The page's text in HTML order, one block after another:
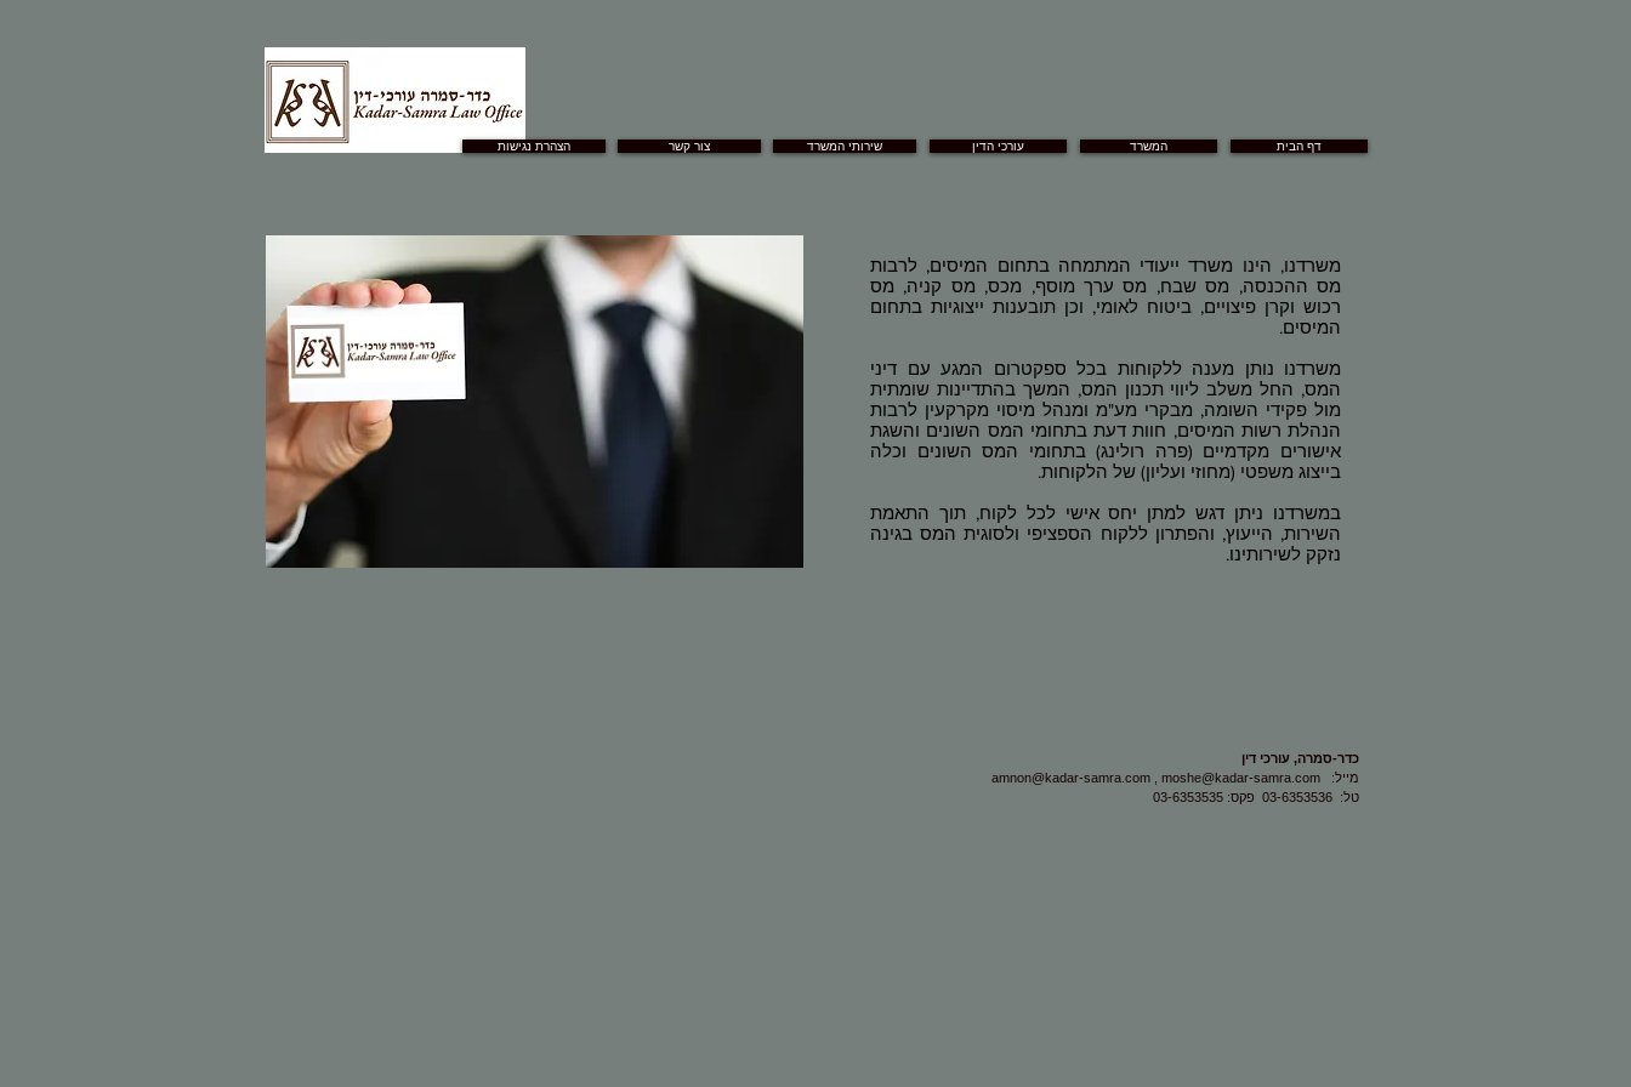
הצהרת נגישות צור קשר שירותי המשרד עורכי הדין המשרד דף הבית
משרדנו, הינו משרד ייעודי המתמחה בתחום המיסים, לרבות
מס ההכנסה, מס שבח, מס ערך מוסף, מכס, מס קניה, מס
רכוש וקרן פיצויים, ביטוח לאומי, וכן תובענות ייצוגיות בתחום
המיסים.
משרדנו נותן מענה ללקוחות בכל ספקטרום המגע עם דיני
המס, החל משלב ליווי תכנון המס, המשך בהתדיינות שומתית
מול פקידי השומה, מבקרי מע"מ ומנהל מיסוי מקרקעין לרבות
הנהלת רשות המיסים, חוות דעת בתחומי המס השונים והשגת
אישורים מקדמיים (פרה רולינג) בתחומי המס השונים וכלה
בייצוג משפטי (מחוזי ועליון) של הלקוחות.
במשרדנו ניתן דגש למתן יחס אישי לכל לקוח, תוך התאמת
השירות, הייעוץ, והפתרון ללקוח הספציפי ולסוגית המס בגינה
נזקק לשירותינו.
amnon@kadar-samra.com
moshe@kadar-samra.com